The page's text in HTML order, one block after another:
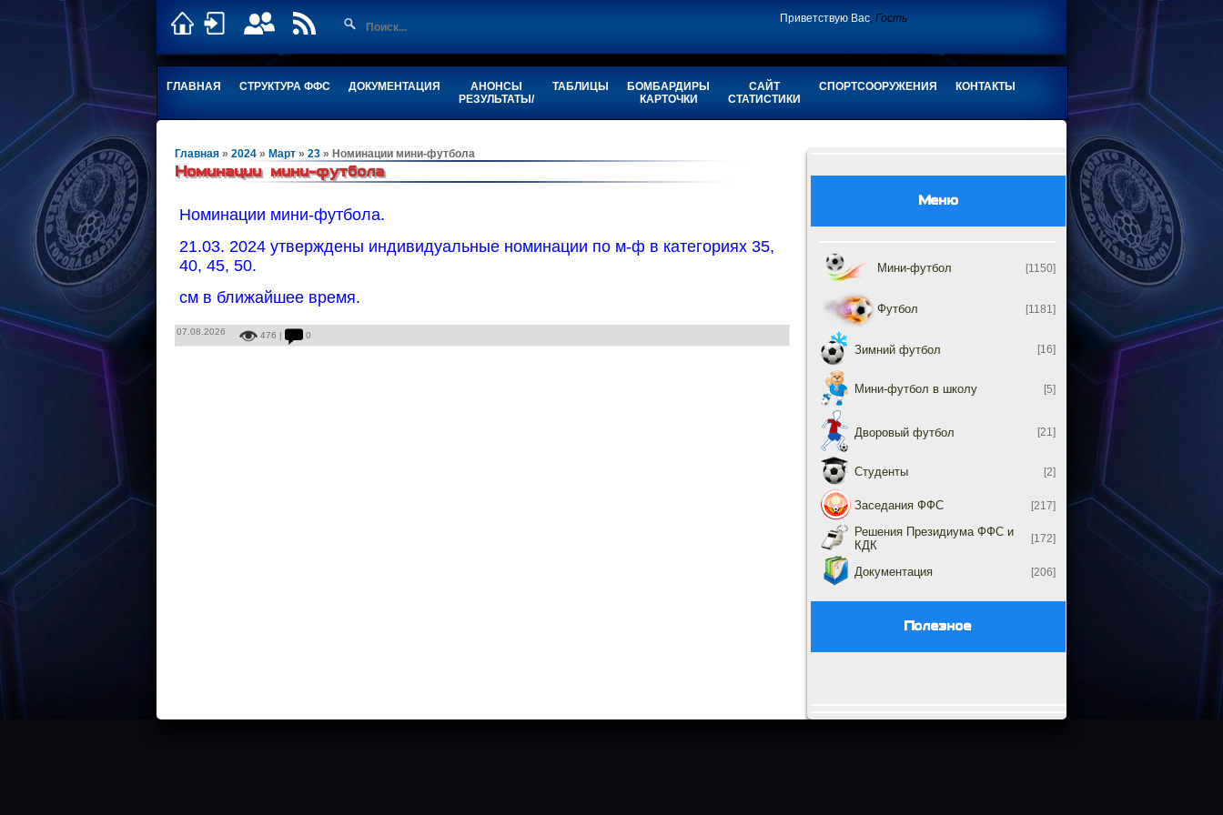
Приветствую Вас,Гость
ГЛАВНАЯ СТРУКТУРА ФФС ДОКУМЕНТАЦИЯ
АНОНСЫ
РЕЗУЛЬТАТЫ/
ТАБЛИЦЫ
БОМБАРДИРЫ
КАРТОЧКИ
САЙТ
СТАТИСТИКИ
СПОРТСООРУЖЕНИЯ КОНТАКТЫ
Главная » 2024 » Март » 23 » Номинации мини-футбола
Номинации мини-футбола
Номинации мини-футбола.
21.03. 2024 утверждены индивидуальные номинации по м-ф в категориях 35,
40, 45, 50.
см в ближайшее время.
07.08.2026 476 | 0
Меню
Мини-футбол [1150]
Футбол [1181]
Зимний футбол [16]
Мини-футбол в школу [5]
Дворовый футбол [21]
Студенты [2]
Заседания ФФС [217]
Решения Президиума ФФС и
КДК
[172]
Документация [206]
Полезное